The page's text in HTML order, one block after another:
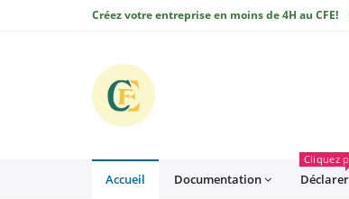
Créez votre entreprise en moins de 4H au CFE!
Accueil Documentation
Cliquez